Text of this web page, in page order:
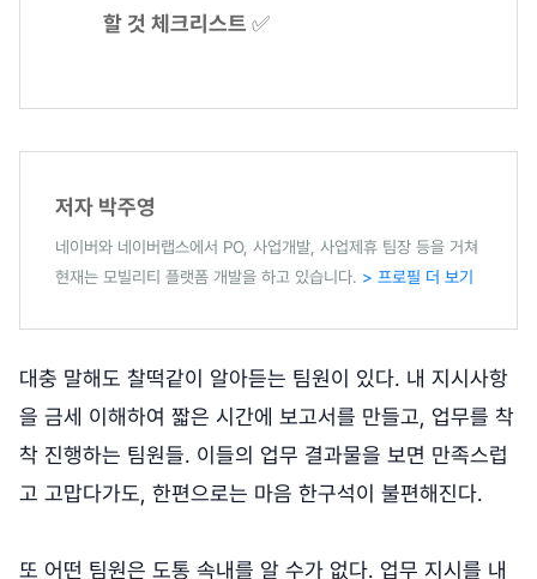
할 것 체크리스트 ✅
저자 박주영
네이버와 네이버랩스에서 PO, 사업개발, 사업제휴 팀장 등을 거쳐
현재는 모빌리티 플랫폼 개발을 하고 있습니다. > 프로필 더 보기
대충 말해도 찰떡같이 알아듣는 팀원이 있다. 내 지시사항
을 금세 이해하여 짧은 시간에 보고서를 만들고, 업무를 착
착 진행하는 팀원들. 이들의 업무 결과물을 보면 만족스럽
고 고맙다가도, 한편으로는 마음 한구석이 불편해진다.
또 어떤 팀원은 도통 속내를 알 수가 없다. 업무 지시를 내